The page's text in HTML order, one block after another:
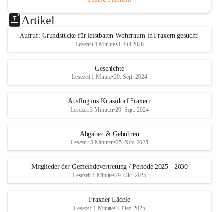
Artikel
Aufruf: Grundstücke für leistbaren Wohnraum in Fraxern gesucht!
Lesezeit 1 Minute•8. Juli 2026
Geschichte
Lesezeit 1 Minute•20. Sept. 2024
Ausflug ins Kriasidorf Fraxern
Lesezeit 3 Minuten•20. Sept. 2024
Abgaben & Gebühren
Lesezeit 3 Minuten•25. Nov. 2025
Mitglieder der Gemeindevertretung / Periode 2025 - 2030
Lesezeit 1 Minute•29. Okt. 2025
Fraxner Lädele
Lesezeit 1 Minute•3. Dez. 2025